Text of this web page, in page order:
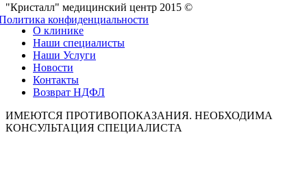
"Кристалл" медицинский центр 2015 ©
конфиденциальности
О клинике
Наши специалисты
Наши Услуги
Новости
Контакты
Возврат НДФЛ
ИМЕЮТСЯ ПРОТИВОПОКАЗАНИЯ. НЕОБХОДИМА
КОНСУЛЬТАЦИЯ СПЕЦИАЛИСТА